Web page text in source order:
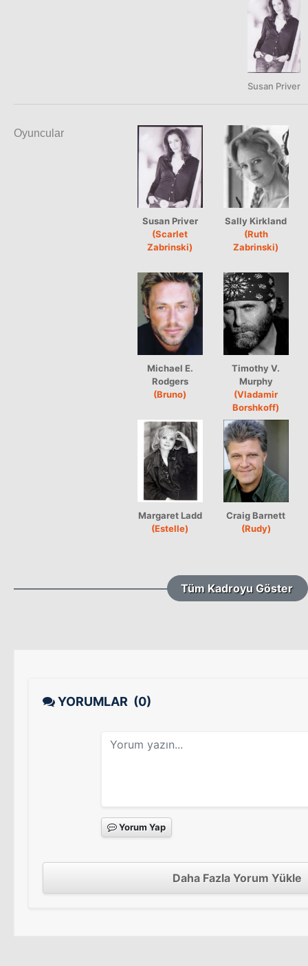
Susan Priver
Oyuncular
Susan Priver
(Scarlet
Zabrinski)
Sally Kirkland
(Ruth
Zabrinski)
Michael E.
Rodgers
(Bruno)
Timothy V.
Murphy
(Vladamir
Borshkoff)
Margaret Ladd
(Estelle)
Craig Barnett
(Rudy)
Tüm Kadroyu Göster
YORUMLAR (0)
Yorum Yap
Daha Fazla Yorum Yükle